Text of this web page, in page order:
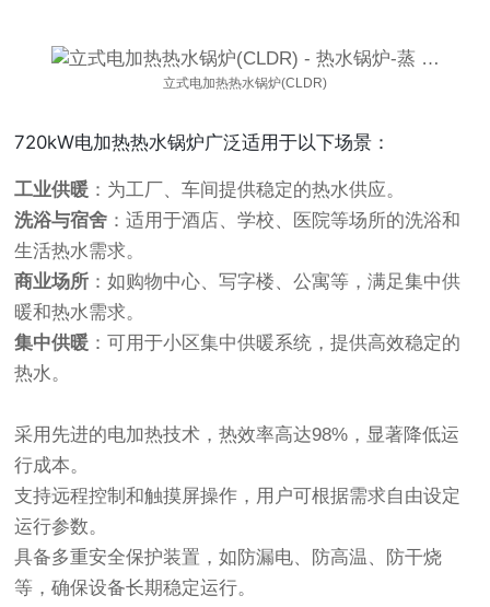
立式电加热热水锅炉(CLDR)
720kW电加热热水锅炉广泛适用于以下场景：
工业供暖 ：为工厂、车间提供稳定的热水供应。
洗浴与宿舍 ：适用于酒店、学校、医院等场所的洗浴和
生活热水需求。
商业场所 ：如购物中心、写字楼、公寓等，满足集中供
暖和热水需求。
集中供暖 ：可用于小区集中供暖系统，提供高效稳定的
热水。
采用先进的电加热技术，热效率高达98%，显著降低运
行成本。
支持远程控制和触摸屏操作，用户可根据需求自由设定
运行参数。
具备多重安全保护装置，如防漏电、防高温、防干烧
等，确保设备长期稳定运行。